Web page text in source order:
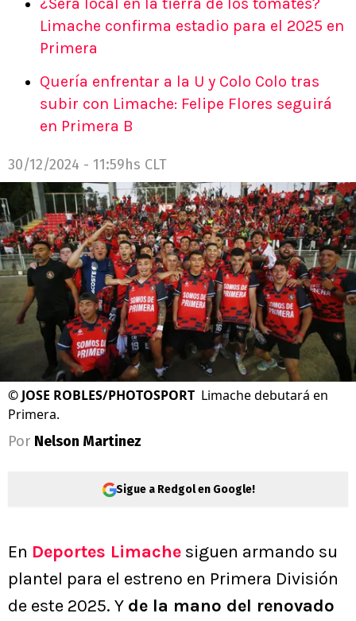
Limache confirma estadio para el 2025 en
Primera
Quería enfrentar a la U y Colo Colo tras
subir con Limache: Felipe Flores seguirá
en Primera B
30/12/2024 - 11:59hs CLT
©JOSE ROBLES/PHOTOSPORT Limache debutará en
Primera.
Por Nelson Martinez
Sigue a Redgol en Google!
En Deportes Limache siguen armando su
plantel para el estreno en Primera División
de este 2025. Y de la mano del renovado